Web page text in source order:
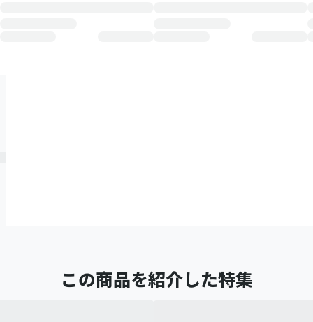
この商品を紹介した特集